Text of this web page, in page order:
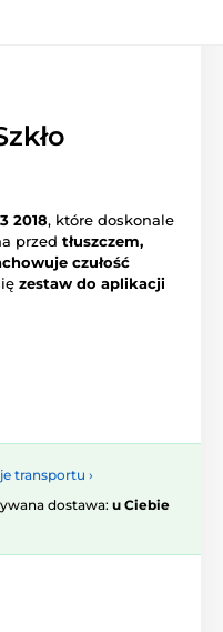
2018, które doskonale
przed tłuszczem,
czułość
zestaw do aplikacji
transportu ›
dostawa: u Ciebie